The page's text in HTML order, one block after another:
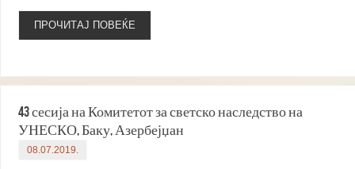
ПРОЧИТАЈ ПОВЕЌЕ
43 сесија на Комитетот за светско наследство на
УНЕСКО, Баку, Азербејџан
08.07.2019.